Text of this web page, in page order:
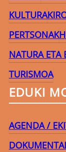
KULTURA
PERTSONAK
NATURA ETA
TURISMOA
EDUKI
AGENDA /